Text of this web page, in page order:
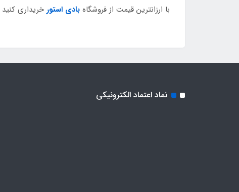
با ارزانترین قیمت از فروشگاه بادی استور خریداری
نماد اعتماد الکترونیکی